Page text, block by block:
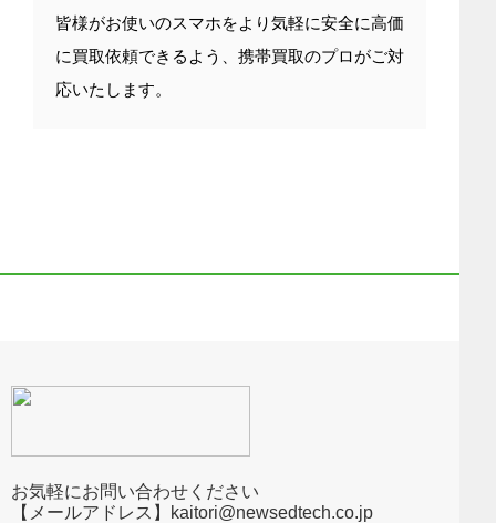
皆様がお使いのスマホをより気軽に安全に高価
に買取依頼できるよう、携帯買取のプロがご対
応いたします。
お気軽にお問い合わせください
【メールアドレス】kaitori@newsedtech.co.jp